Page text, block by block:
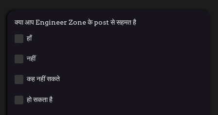
क्या आप Engineer Zone के post से सहमत है
हाँ
नहीं
कह नहीं सकते
हो सकता है